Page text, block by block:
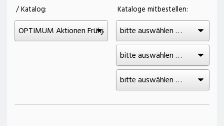
/ Katalog:
Kataloge mitbestellen: